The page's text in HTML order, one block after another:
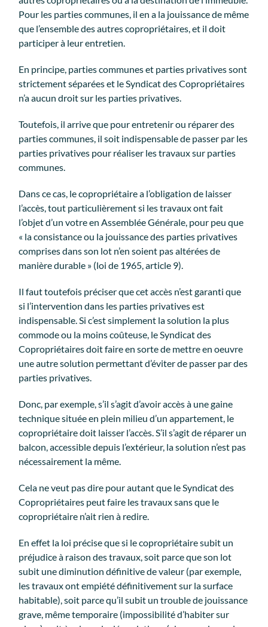
Pour les parties communes, il en a la jouissance de même
que l’ensemble des autres copropriétaires, et il doit
participer à leur entretien.
En principe, parties communes et parties privatives sont
strictement séparées et le Syndicat des Copropriétaires
n’a aucun droit sur les parties privatives.
Toutefois, il arrive que pour entretenir ou réparer des
parties communes, il soit indispensable de passer par les
parties privatives pour réaliser les travaux sur parties
communes.
Dans ce cas, le copropriétaire a l’obligation de laisser
l’accès, tout particulièrement si les travaux ont fait
l’objet d’un votre en Assemblée Générale, pour peu que
« la consistance ou la jouissance des parties privatives
comprises dans son lot n’en soient pas altérées de
manière durable » (loi de 1965, article 9).
Il faut toutefois préciser que cet accès n’est garanti que
si l’intervention dans les parties privatives est
indispensable. Si c’est simplement la solution la plus
commode ou la moins coûteuse, le Syndicat des
Copropriétaires doit faire en sorte de mettre en oeuvre
une autre solution permettant d’éviter de passer par des
parties privatives.
Donc, par exemple, s’il s’agit d’avoir accès à une gaine
technique située en plein milieu d’un appartement, le
copropriétaire doit laisser l’accès. S’il s’agit de réparer un
balcon, accessible depuis l’extérieur, la solution n’est pas
nécessairement la même.
Cela ne veut pas dire pour autant que le Syndicat des
Copropriétaires peut faire les travaux sans que le
copropriétaire n’ait rien à redire.
En effet la loi précise que si le copropriétaire subit un
préjudice à raison des travaux, soit parce que son lot
subit une diminution définitive de valeur (par exemple,
les travaux ont empiété définitivement sur la surface
habitable), soit parce qu’il subit un trouble de jouissance
grave, même temporaire (impossibilité d’habiter sur